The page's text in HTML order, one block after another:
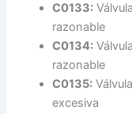
C0133:
razonable
C0134:
razonable
C0135:
excesiva